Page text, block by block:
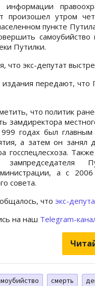
информации
произошел утром
пункте
самоубийство
Путилки.
что экс-депутат
передают, что
что политик
замдиректора
годах был главным
а затем он занял
госспецлесхоза.
зампредседателя
а с
совета.
что экс-
на наш Telegram-
смерть